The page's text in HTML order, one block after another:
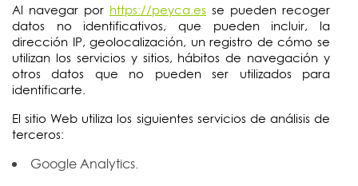
Al navegar por https://peyca.es se pueden recoger
datos no identificativos, que pueden incluir, la
dirección IP, geolocalización, un registro de cómo se
utilizan los servicios y sitios, hábitos de navegación y
otros datos que no pueden ser utilizados para
identificarte.
El sitio Web utiliza los siguientes servicios de análisis de
terceros:
Google Analytics.